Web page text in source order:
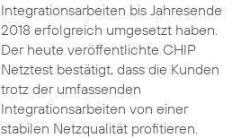
Integrationsarbeiten bis Jahresende
2018 erfolgreich umgesetzt haben.
Der heute veröffentlichte CHIP
Netztest bestätigt, dass die Kunden
trotz der umfassenden
Integrationsarbeiten von einer
stabilen Netzqualität profitieren.